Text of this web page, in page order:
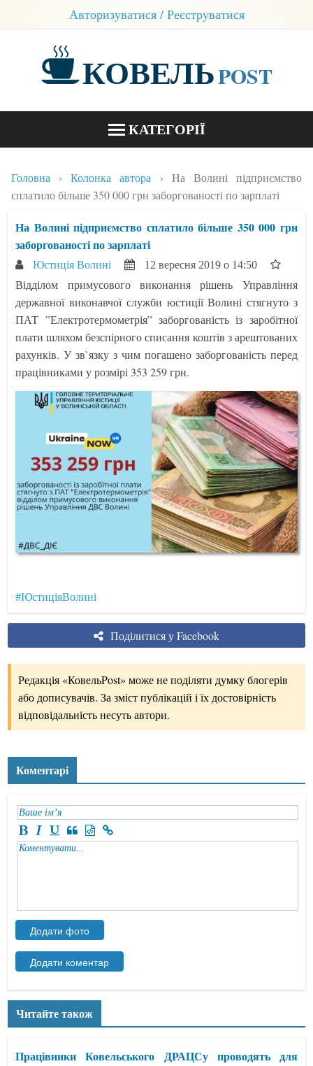
Авторизуватися / Реєструватися
КОВЕЛЬPOST
КАТЕГОРІЇ
БЛОГИ
Головна Колонка автора
На Волині підприємство
сплатило більше 350 000 грн заборгованості по зарплаті
На Волині підприємство сплатило більше 350 000 грн
заборгованості по зарплаті
Юстиція Волині 12 вересня 2019 о 14:50
Відділом примусового виконання рішень Управління
державної виконавчої служби юстиції Волині стягнуто з
ПАТ ”Електротермометрія” заборгованість із заробітної
плати шляхом безспірного списання коштів з арештованих
рахунків. У зв`язку з чим погашено заборгованість перед
працівниками у розмірі 353 259 грн.
#ЮстиціяВолині
Поділитися у Facebook
Редакція «КовельPost» може не поділяти думку блогерів
або дописувачів. За зміст публікацій і їх достовірність
відповідальність несуть автори.
Коментарі
Читайте також
Працівники Ковельського ДРАЦСу проводять для